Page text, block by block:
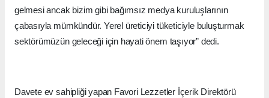
gelmesi ancak bizim gibi bağımsız medya kuruluşlarının
çabasıyla mümkündür. Yerel üreticiyi tüketiciyle buluşturmak
sektörümüzün geleceği için hayati önem taşıyor” dedi.
Davete ev sahipliği yapan Favori Lezzetler İçerik Direktörü